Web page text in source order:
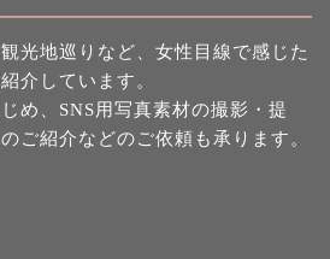
光地巡りなど、女性目線で感じた
介しています。
め、SNS用写真素材の撮影・提
ご紹介などのご依頼も承ります。